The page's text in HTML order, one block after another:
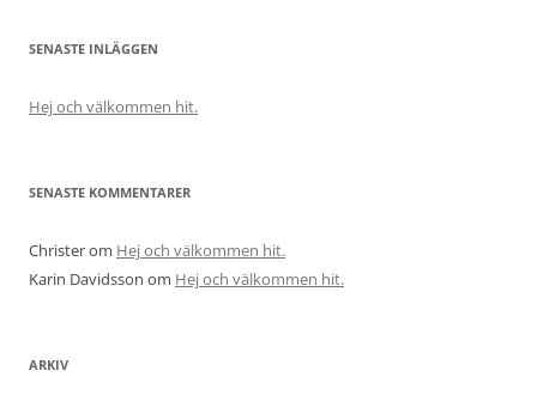
SENASTE INLÄGGEN
Hej och välkommen hit.
SENASTE KOMMENTARER
Christerom Hej och välkommen hit.
Karin Davidsson om Hej och välkommen hit.
ARKIV